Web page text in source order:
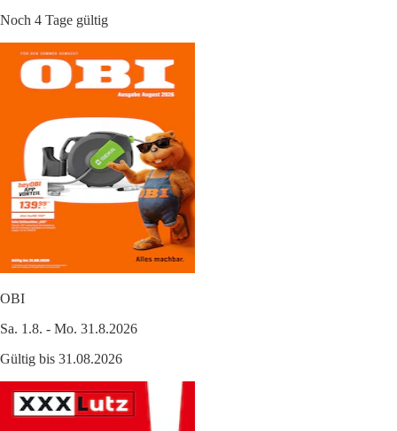
Noch 4 Tage gültig
OBI
Sa. 1.8. - Mo. 31.8.2026
Gültig bis 31.08.2026